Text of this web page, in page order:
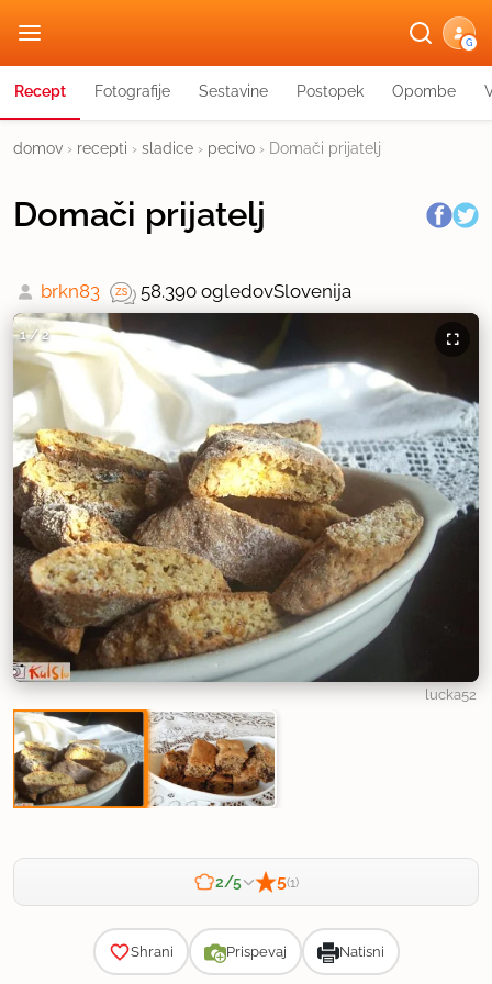
G
Recept Fotografije Sestavine Postopek Opombe
domov › recepti › sladice › pecivo › Domači prijatelj
Domači prijatelj
brkn83 58.390 ogledovSlovenija
1/2
lucka52
2/5 5(1)
Shrani Prispevaj Natisni